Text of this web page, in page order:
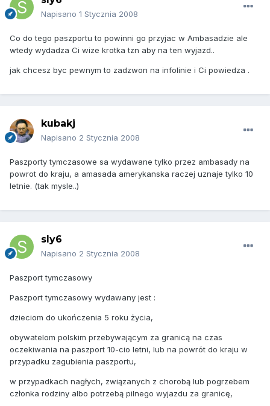
Napisano 1 Stycznia 2008
Co do tego paszportu to powinni go przyjac w Ambasadzie ale
wtedy wydadza Ci wize krotka tzn aby na ten wyjazd..
jak chcesz byc pewnym to zadzwon na infolinie i Ci powiedza .
kubakj
Napisano 2 Stycznia 2008
Paszporty tymczasowe sa wydawane tylko przez ambasady na
powrot do kraju, a amasada amerykanska raczej uznaje tylko 10
letnie. (tak mysle..)
sly6
Napisano 2 Stycznia 2008
Paszport tymczasowy
Paszport tymczasowy wydawany jest :
dzieciom do ukończenia 5 roku życia,
obywatelom polskim przebywającym za granicą na czas
oczekiwania na paszport 10-cio letni, lub na powrót do kraju w
przypadku zagubienia paszportu,
w przypadkach nagłych, związanych z chorobą lub pogrzebem
członka rodziny albo potrzebą pilnego wyjazdu za granicę,